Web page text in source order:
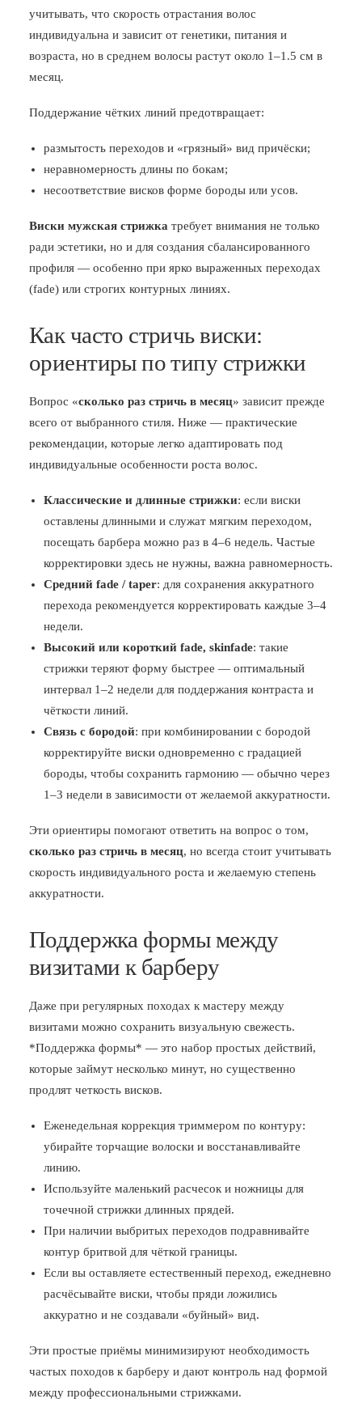
учитывать, что скорость отрастания волос
индивидуальна и зависит от генетики, питания и
возраста, но в среднем волосы растут около 1–1.5 см в
месяц.
Поддержание чётких линий предотвращает:
размытость переходов и «грязный» вид причёски;
неравномерность длины по бокам;
несоответствие висков форме бороды или усов.
Виски мужская стрижка требует внимания не только
ради эстетики, но и для создания сбалансированного
профиля — особенно при ярко выраженных переходах
(fade) или строгих контурных линиях.
Как часто стричь виски:
ориентиры по типу стрижки
Вопрос «сколько раз стричь в месяц» зависит прежде
всего от выбранного стиля. Ниже — практические
рекомендации, которые легко адаптировать под
индивидуальные особенности роста волос.
Классические и длинные стрижки: если виски
оставлены длинными и служат мягким переходом,
посещать барбера можно раз в 4–6 недель. Частые
корректировки здесь не нужны, важна равномерность.
Средний fade / taper: для сохранения аккуратного
перехода рекомендуется корректировать каждые 3–4
недели.
Высокий или короткий fade, skinfade: такие
стрижки теряют форму быстрее — оптимальный
интервал 1–2 недели для поддержания контраста и
чёткости линий.
Связь с бородой: при комбинировании с бородой
корректируйте виски одновременно с градацией
бороды, чтобы сохранить гармонию — обычно через
1–3 недели в зависимости от желаемой аккуратности.
Эти ориентиры помогают ответить на вопрос о том,
сколько раз стричь в месяц, но всегда стоит учитывать
скорость индивидуального роста и желаемую степень
аккуратности.
Поддержка формы между
визитами к барберу
Даже при регулярных походах к мастеру между
визитами можно сохранить визуальную свежесть.
*Поддержка формы* — это набор простых действий,
которые займут несколько минут, но существенно
продлят четкость висков.
Еженедельная коррекция триммером по контуру:
убирайте торчащие волоски и восстанавливайте
линию.
Используйте маленький расчесок и ножницы для
точечной стрижки длинных прядей.
При наличии выбритых переходов подравнивайте
контур бритвой для чёткой границы.
Если вы оставляете естественный переход, ежедневно
расчёсывайте виски, чтобы пряди ложились
аккуратно и не создавали «буйный» вид.
Эти простые приёмы минимизируют необходимость
частых походов к барберу и дают контроль над формой
между профессиональными стрижками.